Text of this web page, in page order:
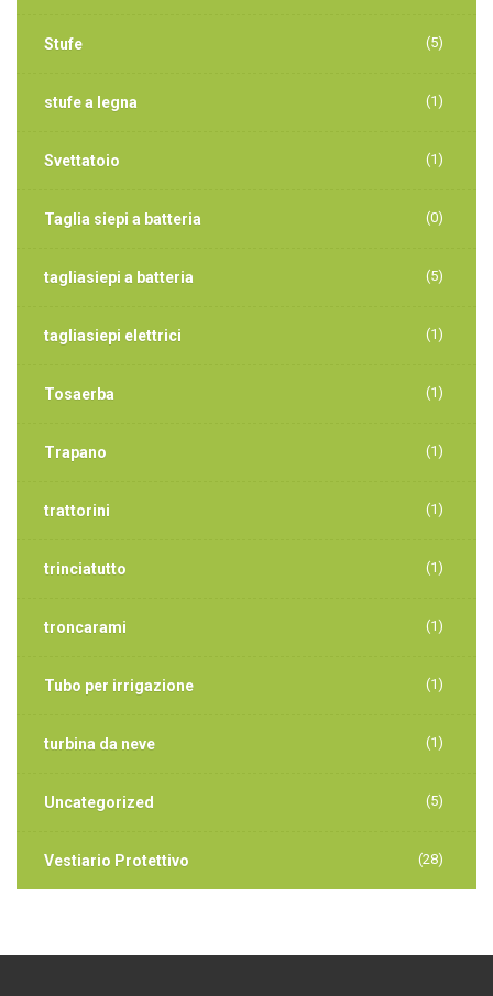
Stufe (5)
stufe a legna (1)
Svettatoio (1)
Taglia siepi a batteria (0)
tagliasiepi a batteria (5)
tagliasiepi elettrici (1)
Tosaerba (1)
Trapano (1)
trattorini (1)
trinciatutto (1)
troncarami (1)
Tubo per irrigazione (1)
turbina da neve (1)
Uncategorized (5)
Vestiario Protettivo (28)